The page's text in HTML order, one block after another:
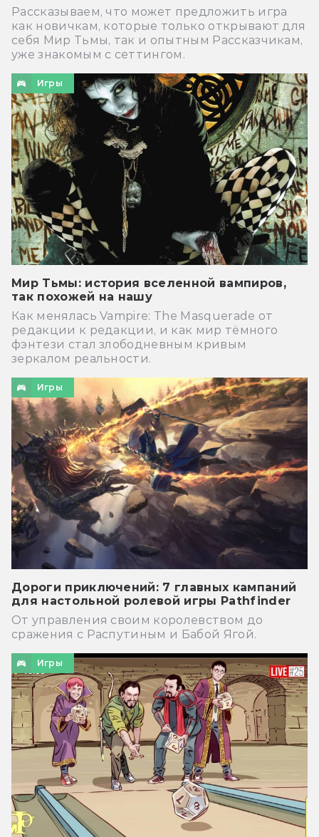
Рассказываем, что может предложить игра
как новичкам, которые только открывают для
себя Мир Тьмы, так и опытным Рассказчикам,
уже знакомым с сеттингом.
Игры
Мир Тьмы: история вселенной вампиров,
так похожей на нашу
Как менялась Vampire: The Masquerade от
редакции к редакции, и как мир тёмного
фэнтези стал злободневным кривым
зеркалом реальности.
Игры
Дороги приключений: 7 главных кампаний
для настольной ролевой игры Pathfinder
От управления своим королевством до
сражения с Распутиным и Бабой Ягой.
Игры